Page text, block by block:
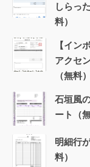
しらっ
料）
【イン
アクセ
（無料）
石垣風
ート（無
明細行
料）